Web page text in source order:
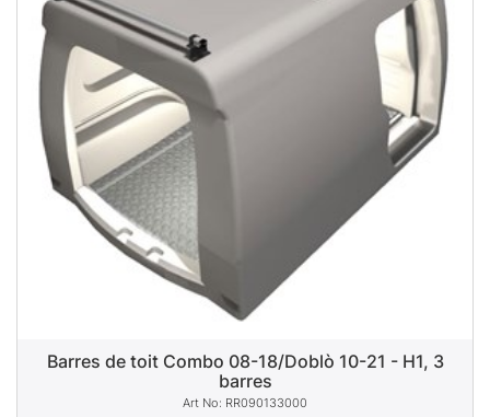
Barres de toit Combo 08-18/Doblò 10-21 - H1, 3
barres
RR090133000